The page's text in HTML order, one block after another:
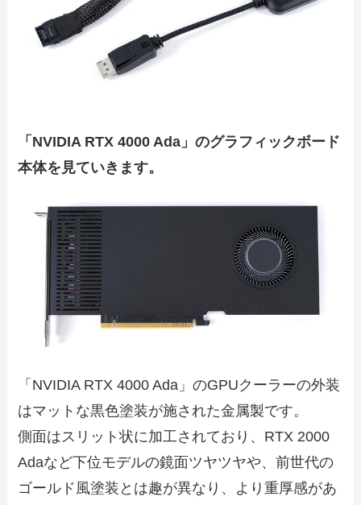
「NVIDIA RTX 4000 Ada」のグラフィックボード
本体を見ていきます。
「NVIDIA RTX 4000 Ada」のGPUクーラーの外装
はマットな黒色塗装が施された金属製です。
側面はスリット状に加工されており、RTX 2000
Adaなど下位モデルの鏡面ツヤツヤや、前世代の
ゴールド風塗装とは趣が異なり、より重厚感があ